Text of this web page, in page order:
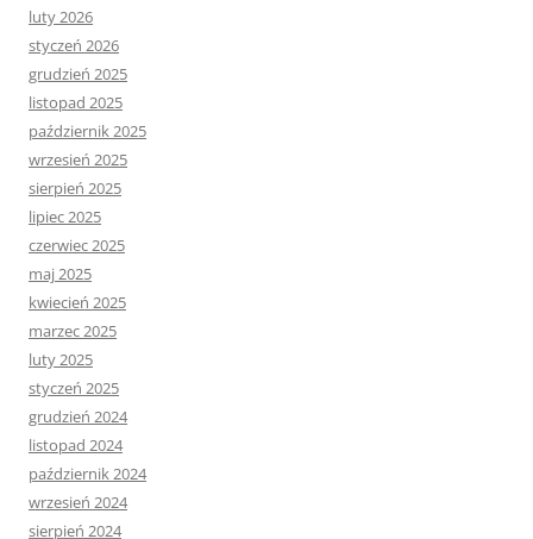
luty 2026
styczeń 2026
grudzień 2025
listopad 2025
październik 2025
wrzesień 2025
sierpień 2025
lipiec 2025
czerwiec 2025
maj 2025
kwiecień 2025
marzec 2025
luty 2025
styczeń 2025
grudzień 2024
listopad 2024
październik 2024
wrzesień 2024
sierpień 2024